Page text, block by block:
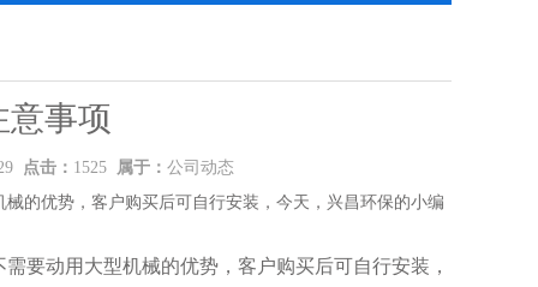
意事项
点击： 1525 属于： 公司动态
的优势，客户购买后可自行安装，今天，兴昌环保的小编
动用大型机械的优势，客户购买后可自行安装，